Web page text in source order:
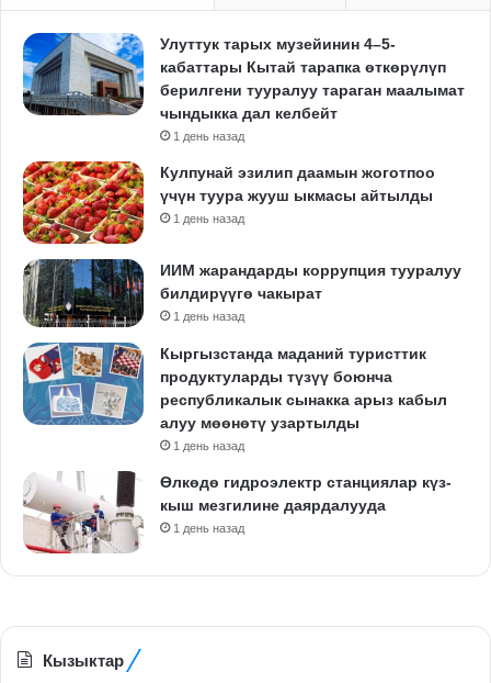
Улуттук тарых музейинин 4–5-
кабаттары Кытай тарапка өткөрүлүп
берилгени тууралуу тараган маалымат
чындыкка дал келбейт
1 день назад
Кулпунай эзилип даамын жоготпоо
үчүн туура жууш ыкмасы айтылды
1 день назад
ИИМ жарандарды коррупция тууралуу
билдирүүгө чакырат
1 день назад
Кыргызстанда маданий туристтик
продуктуларды түзүү боюнча
республикалык сынакка арыз кабыл
алуу мөөнөтү узартылды
1 день назад
Өлкөдө гидроэлектр станциялар күз-
кыш мезгилине даярдалууда
1 день назад
Кызыктар